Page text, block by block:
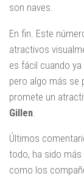
son naves.
En fin. Este
atractivos
es fácil cuando
pero algo más se
promete un
Gillen
Últimos
todo, ha sido más
como los